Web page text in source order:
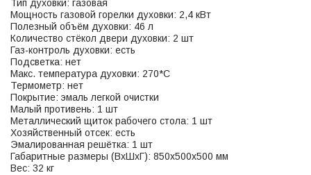
Тип духовки: газовая
Мощность газовой горелки духовки: 2,4 кВт
Полезный объём духовки: 46 л
Количество стёкол двери духовки: 2 шт
Газ-контроль духовки: есть
Подсветка: нет
Макс. температура духовки: 270*С
Термометр: нет
Покрытие: эмаль легкой очистки
Малый противень: 1 шт
Металлический щиток рабочего стола: 1 шт
Хозяйственный отсек: есть
Эмалированная решётка: 1 шт
Габаритные размеры (ВхШхГ): 850х500х500 мм
Вес: 32 кг